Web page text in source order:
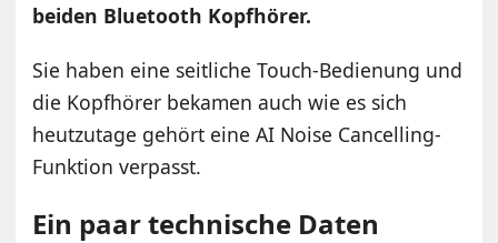
beiden Bluetooth Kopfhörer.
Sie haben eine seitliche Touch-Bedienung und
die Kopfhörer bekamen auch wie es sich
heutzutage gehört eine AI Noise Cancelling-
Funktion verpasst.
Ein paar technische Daten